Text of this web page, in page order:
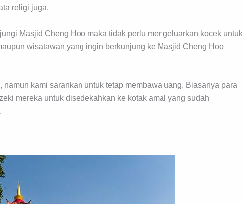
religi juga.
Masjid Cheng Hoo maka tidak perlu mengeluarkan kocek untuk
wisatawan yang ingin berkunjung ke Masjid Cheng Hoo
namun kami sarankan untuk tetap membawa uang. Biasanya para
mereka untuk disedekahkan ke kotak amal yang sudah